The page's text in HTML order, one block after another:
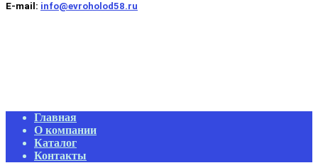
E-mail: info@evroholod58.ru
Primary
Navigation
Menu
Главная
О компании
Каталог
Контакты